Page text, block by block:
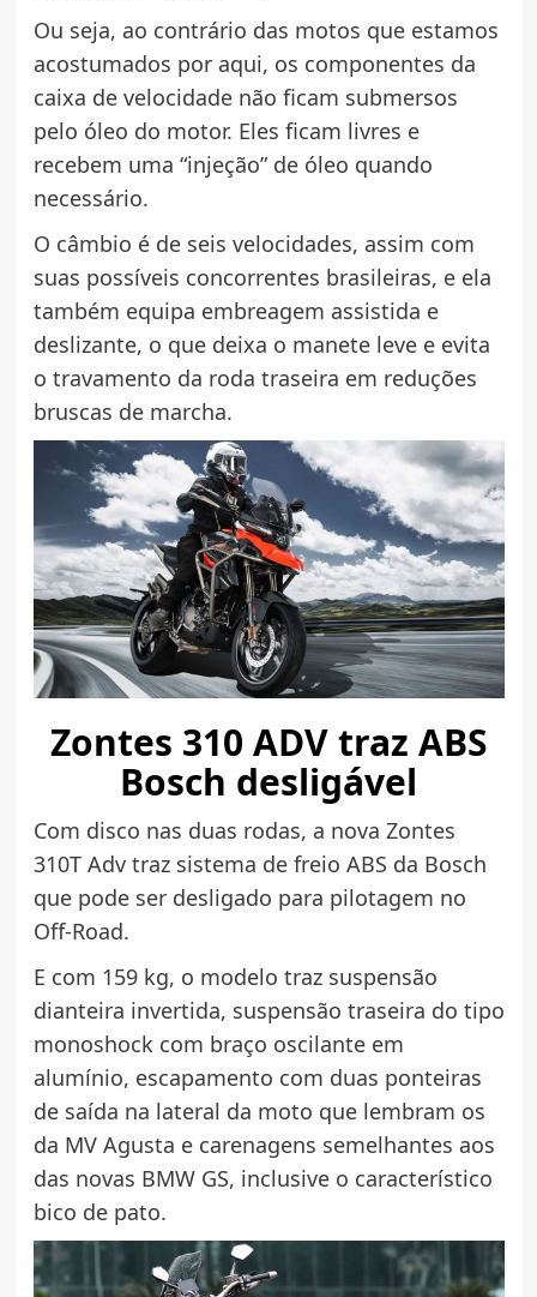
Ou seja, ao contrário das motos que estamos
acostumados por aqui, os componentes da
caixa de velocidade não ficam submersos
pelo óleo do motor. Eles ficam livres e
recebem uma “injeção” de óleo quando
necessário.
O câmbio é de seis velocidades, assim com
suas possíveis concorrentes brasileiras, e ela
também equipa embreagem assistida e
deslizante, o que deixa o manete leve e evita
o travamento da roda traseira em reduções
bruscas de marcha.
Zontes 310 ADV traz ABS
Bosch desligável
Com disco nas duas rodas, a nova Zontes
310T Adv traz sistema de freio ABS da Bosch
que pode ser desligado para pilotagem no
Off-Road.
E com 159 kg, o modelo traz suspensão
dianteira invertida, suspensão traseira do tipo
monoshock com braço oscilante em
alumínio, escapamento com duas ponteiras
de saída na lateral da moto que lembram os
da MV Agusta e carenagens semelhantes aos
das novas BMW GS, inclusive o característico
bico de pato.